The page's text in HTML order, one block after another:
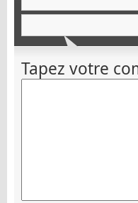
Tapez votre